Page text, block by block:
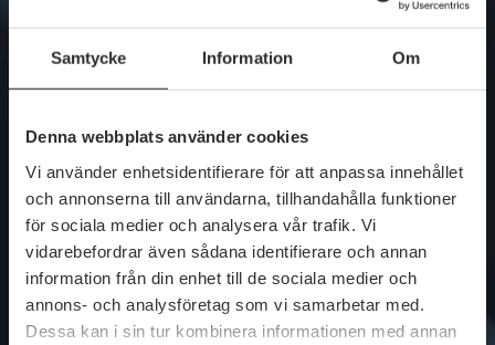
Samtycke Information Om
Denna webbplats använder cookies
Vi använder enhetsidentifierare för att anpassa innehållet
och annonserna till användarna, tillhandahålla funktioner
för sociala medier och analysera vår trafik. Vi
vidarebefordrar även sådana identifierare och annan
information från din enhet till de sociala medier och
annons- och analysföretag som vi samarbetar med.
Dessa kan i sin tur kombinera informationen med annan
Faktura
Företagsnamn